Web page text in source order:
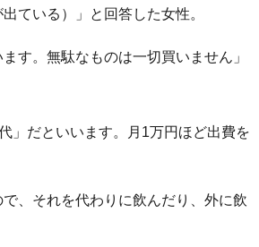
ている）」と回答した女性。
す。無駄なものは一切買いません」
」だといいます。月1万円ほど出費を
、それを代わりに飲んだり、外に飲